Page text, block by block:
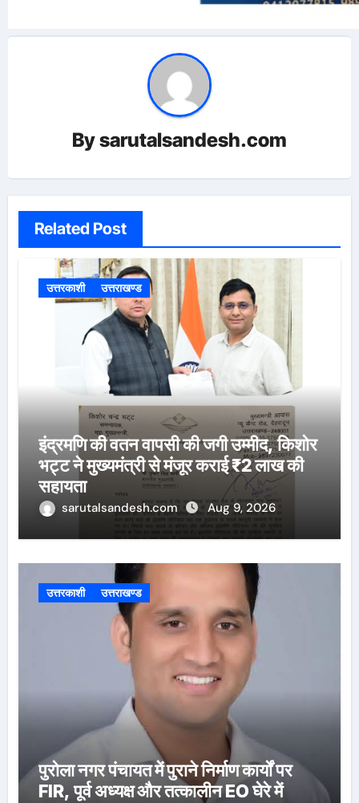
Bysarutalsandesh.com
Related Post
उत्तरकाशी उत्तराखण्ड
इंद्रमणि की वतन वापसी की जगी उम्मीद, किशोर
भट्ट ने मुख्यमंत्री से मंजूर कराई ₹2 लाख की
सहायता
sarutalsandesh.com Aug 9, 2026
उत्तरकाशी उत्तराखण्ड
पुरोला नगर पंचायत में पुराने निर्माण कार्यों पर
FIR, पूर्व अध्यक्ष और तत्कालीन EO घेरे में